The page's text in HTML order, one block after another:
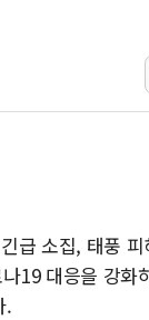
[베트남 증시] 지수 하
가의 황제' 다이먼 "
] 북, 원산서 동해
라 드론 전술, 중
해해경, 독도 해상서
급 소집, 태풍
19 대응을 강화
.